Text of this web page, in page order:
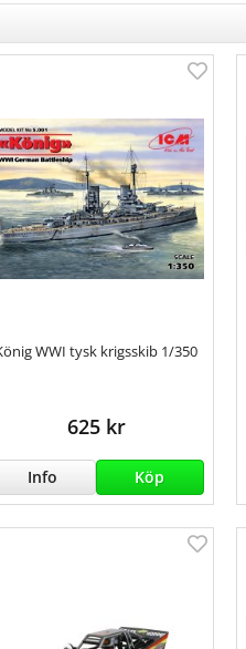
WWI tysk krigsskib 1/350
625 kr
Info Köp